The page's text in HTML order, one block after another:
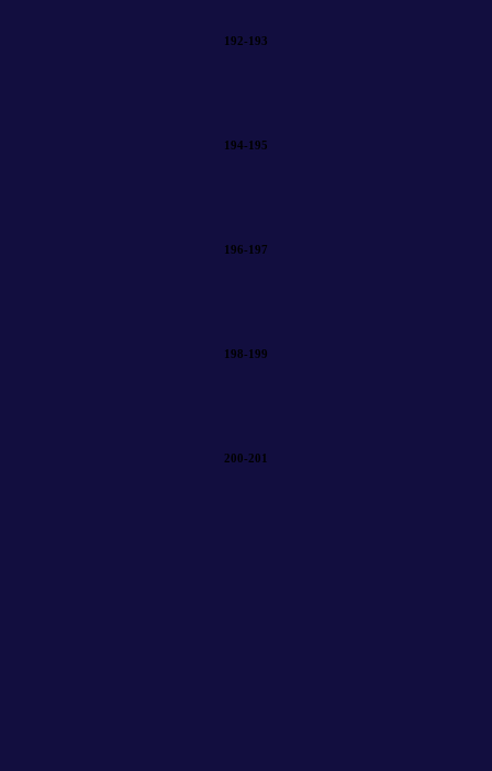
192-193
194-195
196-197
198-199
200-201